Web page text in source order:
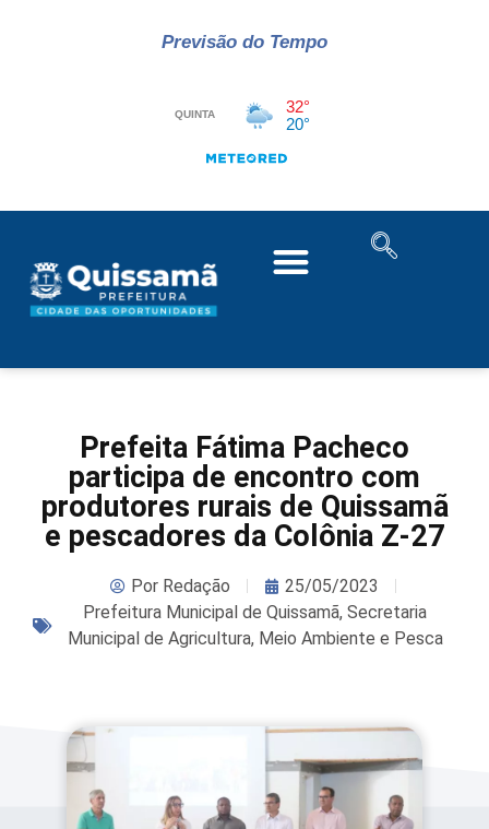
Previsão do Tempo
Prefeita Fátima Pacheco
participa de encontro com
produtores rurais de Quissamã
e pescadores da Colônia Z-27
PorRedação
25/05/2023
Prefeitura Municipal de Quissamã, Secretaria
Municipal de Agricultura, Meio Ambiente e Pesca